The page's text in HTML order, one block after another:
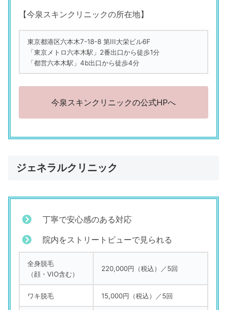
【今泉スキンクリニックの所在地】
東京都港区六本木7-18-8 第III大栄ビル6F
「東京メトロ六本木駅」2番出口から徒歩1分
「都営六本木駅」4b出口から徒歩4分
今泉スキンクリニックの公式HPへ
ジェネラルクリニック
丁寧で安心感のある対応
院内をストリートビューで見られる
全身脱毛
（顔・VIO含む）
220,000円（税込）／5回
ワキ脱毛 15,000円（税込）／5回